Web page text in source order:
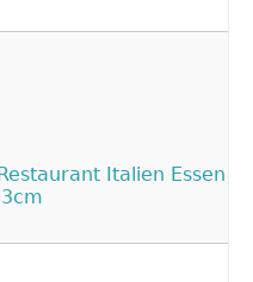
Restaurant Italien Essen